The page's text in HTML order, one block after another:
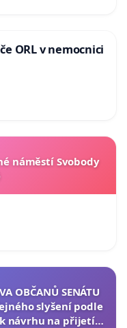
ORL v nemocnici
náměstí Svobody
OBČANŮ SENÁTU
slyšení podle
návrhu na přijetí